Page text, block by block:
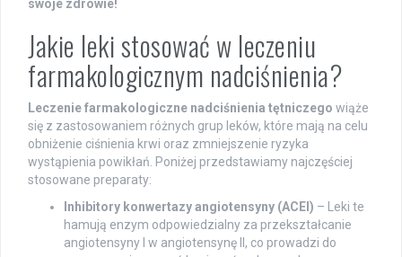
swoje zdrowie!
Jakie leki stosować w leczeniu
farmakologicznym nadciśnienia?
Leczenie farmakologiczne nadciśnienia tętniczego wiąże
się z zastosowaniem różnych grup leków, które mają na celu
obniżenie ciśnienia krwi oraz zmniejszenie ryzyka
wystąpienia powikłań. Poniżej przedstawiamy najczęściej
stosowane preparaty:
Inhibitory konwertazy angiotensyny (ACEI) – Leki te
hamują enzym odpowiedzialny za przekształcanie
angiotensyny I w angiotensynę II, co prowadzi do